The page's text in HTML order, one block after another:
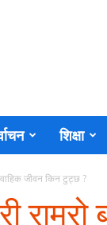
शिक्षा
जीवन किन टुट्छ ?
राम्रो